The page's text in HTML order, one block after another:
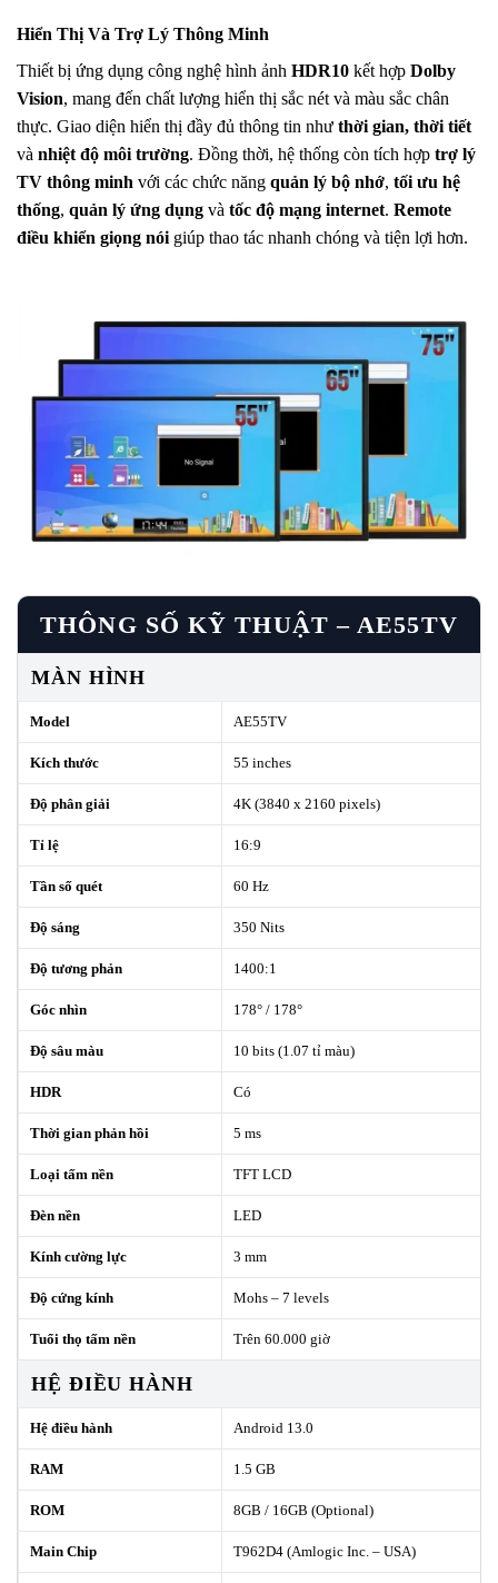
Hiển Thị Và Trợ Lý Thông Minh
Thiết bị ứng dụng công nghệ hình ảnh HDR10 kết hợp Dolby
Vision, mang đến chất lượng hiển thị sắc nét và màu sắc chân
thực. Giao diện hiển thị đầy đủ thông tin như thời gian, thời tiết
và nhiệt độ môi trường. Đồng thời, hệ thống còn tích hợp trợ lý
TV thông minh với các chức năng quản lý bộ nhớ, tối ưu hệ
thống, quản lý ứng dụng và tốc độ mạng internet. Remote
điều khiển giọng nói giúp thao tác nhanh chóng và tiện lợi hơn.
THÔNG SỐ KỸ THUẬT – AE55TV
MÀN HÌNH
Model AE55TV
Kích thước 55 inches
Độ phân giải 4K (3840 x 2160 pixels)
Tỉ lệ 16:9
Tần số quét 60 Hz
Độ sáng 350 Nits
Độ tương phản 1400:1
Góc nhìn 178° / 178°
Độ sâu màu 10 bits (1.07 tỉ màu)
HDR Có
Thời gian phản hồi 5 ms
Loại tấm nền TFT LCD
Đèn nền LED
Kính cường lực 3 mm
Độ cứng kính Mohs – 7 levels
Tuổi thọ tấm nền Trên 60.000 giờ
HỆ ĐIỀU HÀNH
Hệ điều hành Android 13.0
RAM 1.5 GB
ROM 8GB / 16GB (Optional)
Main Chip T962D4 (Amlogic Inc. – USA)